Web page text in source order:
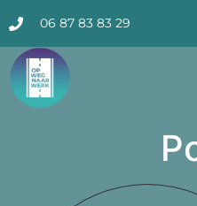
06 87 83 83 29